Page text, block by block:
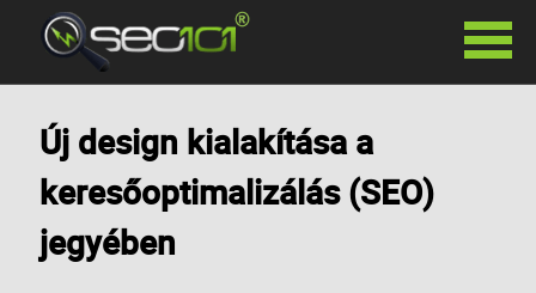
SZOLGÁLTATÁSAINK
KERESŐOPTIMALIZÁLÁS
HAVIDÍJAS KERESŐOPTIMALIZÁLÁS
SIKERDÍJAS KERESŐOPTIMALIZÁLÁS
KERESŐOPTIMALIZÁLÁS TANÁCSADÁS
Új design kialakítása a
keresőoptimalizálás (SEO)
jegyében